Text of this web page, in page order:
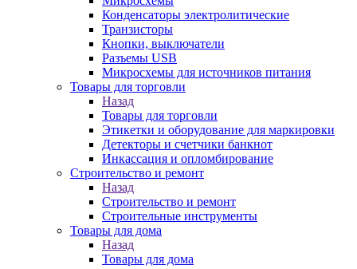
Конденсаторы электролитические
Транзисторы
Кнопки, выключатели
Разъемы USB
Микросхемы для источников питания
Товары для торговли
Назад
Товары для торговли
Этикетки и оборудование для маркировки
Детекторы и счетчики банкнот
Инкассация и опломбирование
Строительство и ремонт
Назад
Строительство и ремонт
Строительные инструменты
Товары для дома
Назад
Товары для дома